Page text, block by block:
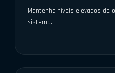
Mantenha níveis elevados de
sistema.